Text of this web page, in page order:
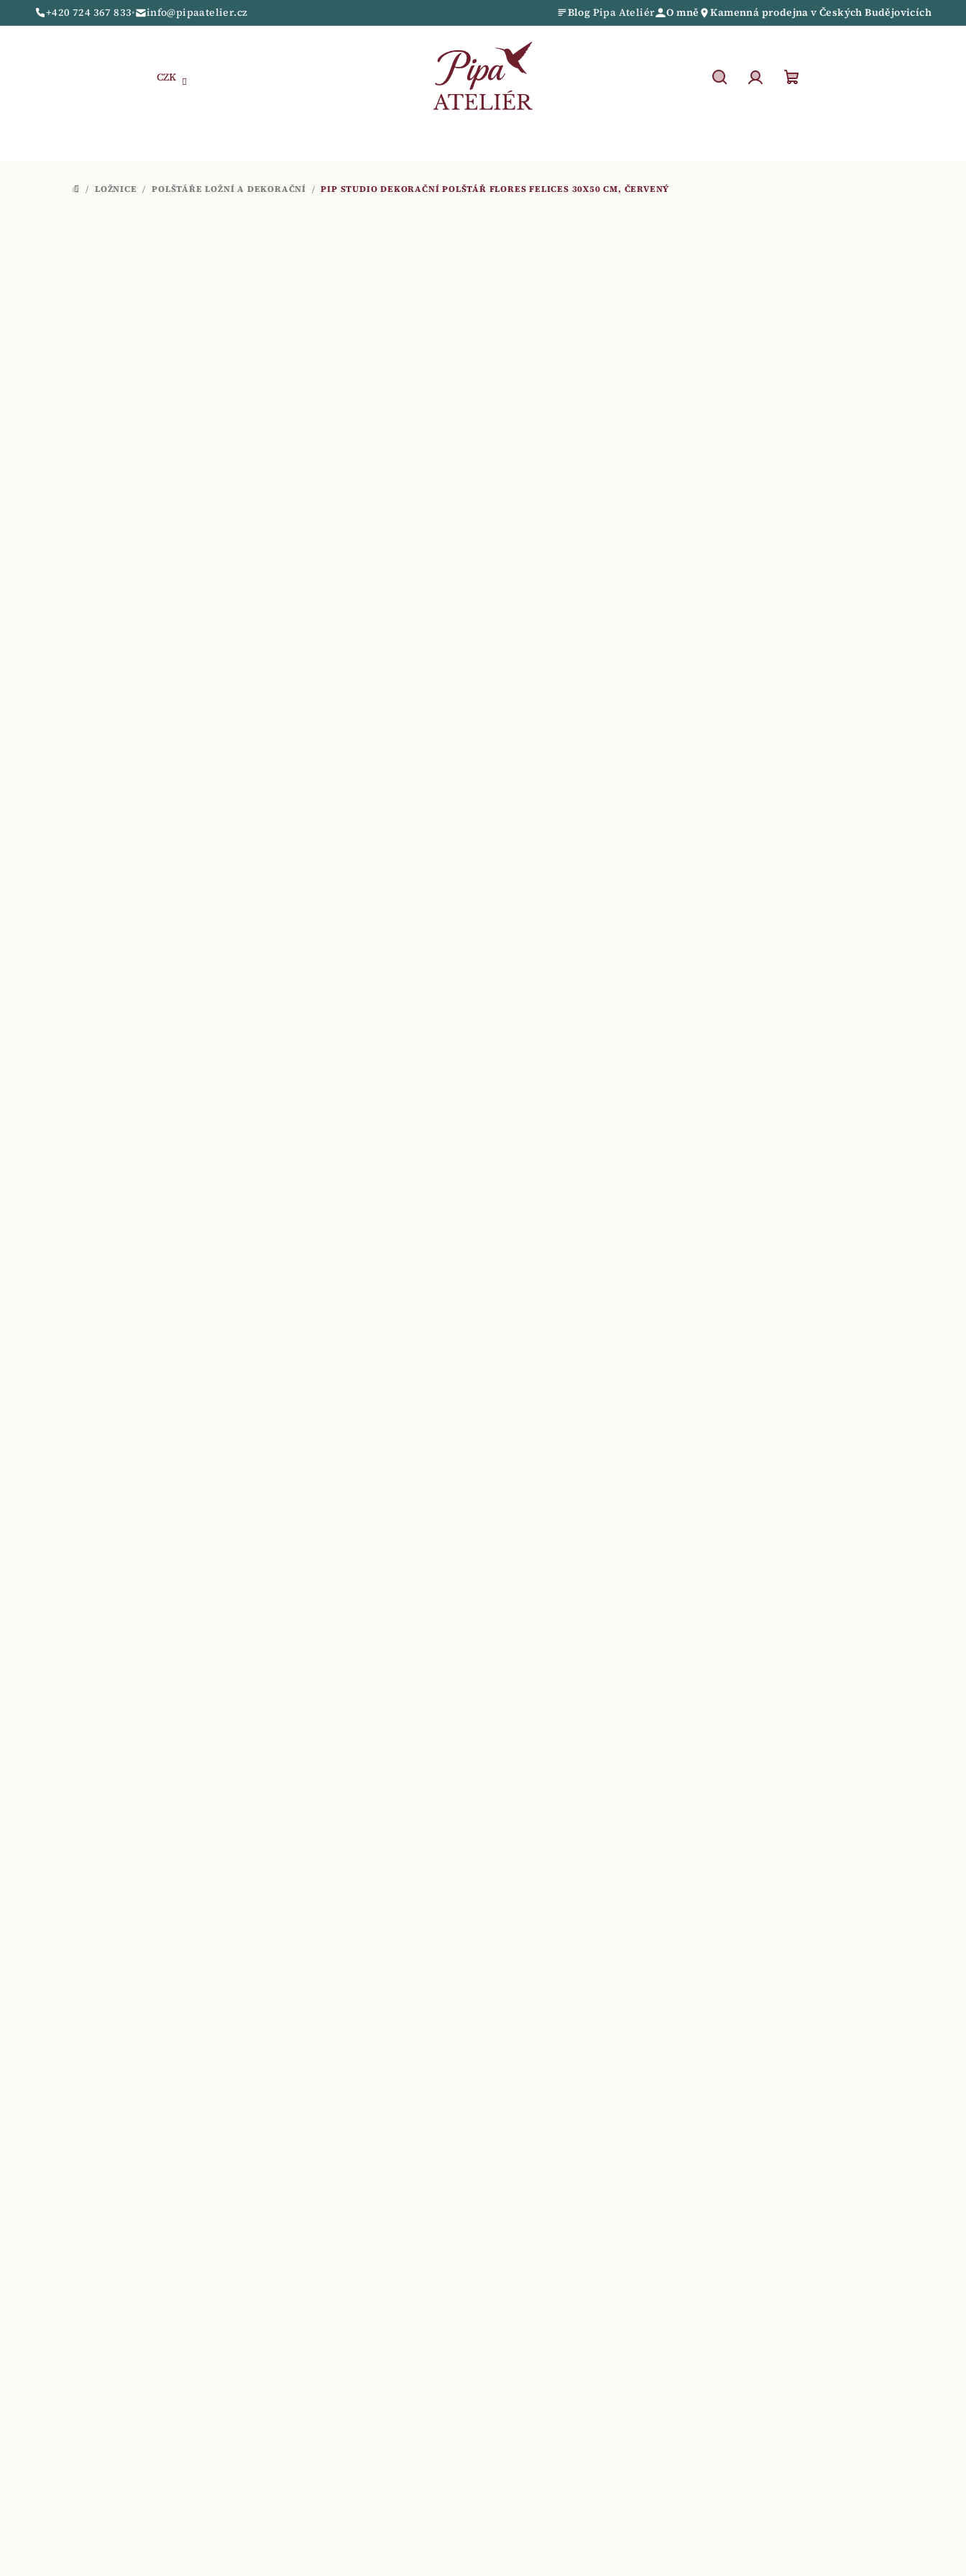
na
+420 724 367 833• info@pipaatelier.cz Blog Pipa Ateliér O mně Kamenná prodejna v Českých Budějovicích
CZK
DOMŮ
/ LOŽNICE / POLŠTÁŘE LOŽNÍ A DEKORAČNÍ / PIP STUDIO DEKORAČNÍ POLŠTÁŘ FLORES FELICES 30X50 CM, ČERVENÝ